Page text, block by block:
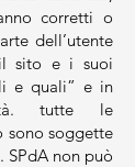
corretti o
dell’utente
sito e i suoi
e quali” e in
tutte le
sono soggette
SPdA non può